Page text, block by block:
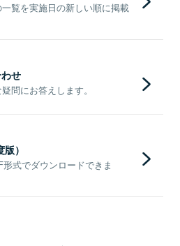
覧を実施日の新しい順に掲載
せ
問にお答えします。
）
式でダウンロードできま